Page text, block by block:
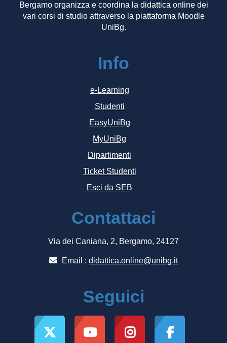
Bergamo organizza e coordina la didattica online dei
vari corsi di studio attraverso la piattaforma Moodle
UniBg.
Info
e-Learning
Studenti
EasyUniBg
MyUniBg
Dipartimenti
Ticket Studenti
Esci da SEB
Contattaci
Via dei Caniana, 2, Bergamo, 24127
Email : didattica.online@unibg.it
Seguici